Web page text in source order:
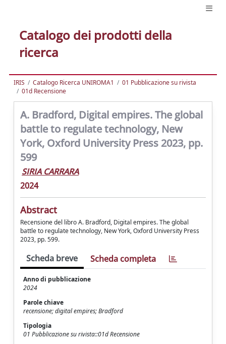
Catalogo dei prodotti della
ricerca
IRIS Catalogo Ricerca UNIROMA1
01 Pubblicazione su rivista
01d Recensione
A. Bradford, Digital empires. The global
battle to regulate technology, New
York, Oxford University Press 2023, pp.
599
SIRIA CARRARA
2024
Abstract
Recensione del libro A. Bradford, Digital empires. The global
battle to regulate technology, New York, Oxford University Press
2023, pp. 599.
Scheda breve Scheda completa
Anno di pubblicazione
2024
Parole chiave
recensione; digital empires; Bradford
Tipologia
01 Pubblicazione su rivista::01d Recensione